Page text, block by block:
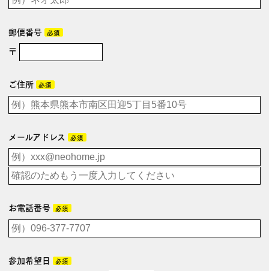
郵便番号 必須
〒
ご住所 必須
メールアドレス 必須
お電話番号 必須
参加希望日 必須